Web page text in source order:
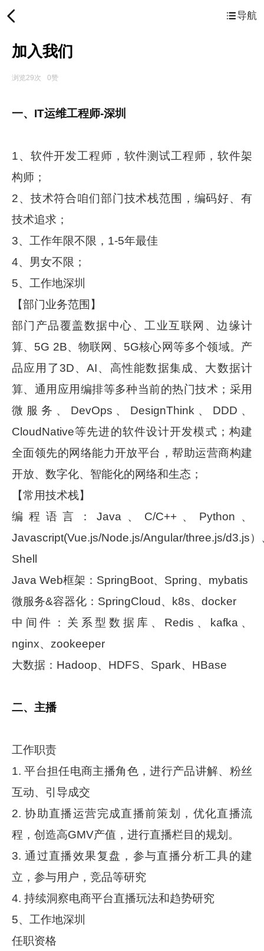
导航
加入我们
浏览29次 0赞
一、IT运维工程师-深圳
1、软件开发工程师，软件测试工程师，软件架
构师；
2、技术符合咱们部门技术栈范围，编码好、有
技术追求；
3、工作年限不限，1-5年最佳
4、男女不限；
5、工作地深圳
【部门业务范围】
部门产品覆盖数据中心、工业互联网、边缘计
算、5G 2B、物联网、5G核心网等多个领域。产
品应用了3D、AI、高性能数据集成、大数据计
算、通用应用编排等多种当前的热门技术；采用
微服务、DevOps、DesignThink、DDD、
CloudNative等先进的软件设计开发模式；构建
全面领先的网络能力开放平台，帮助运营商构建
开放、数字化、智能化的网络和生态；
【常用技术栈】
编程语言：Java、C/C++、Python、
Javascript(Vue.js/Node.js/Angular/three.js/d3.js）
Shell
Java Web框架：SpringBoot、Spring、mybatis
微服务&容器化：SpringCloud、k8s、docker
中间件：关系型数据库、Redis、kafka、
nginx、zookeeper
大数据：Hadoop、HDFS、Spark、HBase
二、主播
工作职责
1. 平台担任电商主播角色，进行产品讲解、粉丝
互动、引导成交
2. 协助直播运营完成直播前策划，优化直播流
程，创造高GMV产值，进行直播栏目的规划。
3. 通过直播效果复盘，参与直播分析工具的建
立，参与用户，竞品等研究
4. 持续洞察电商平台直播玩法和趋势研究
5、工作地深圳
任职资格